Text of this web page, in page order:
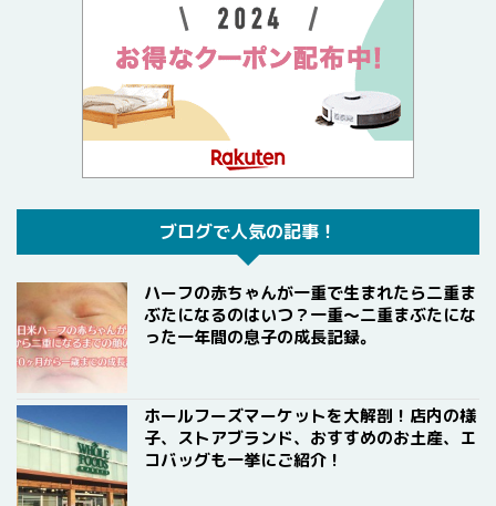
ブログで人気の記事！
ハーフの赤ちゃんが一重で生まれたら二重ま
ぶたになるのはいつ？一重〜二重まぶたにな
った一年間の息子の成長記録。
ホールフーズマーケットを大解剖！店内の様
子、ストアブランド、おすすめのお土産、エ
コバッグも一挙にご紹介！